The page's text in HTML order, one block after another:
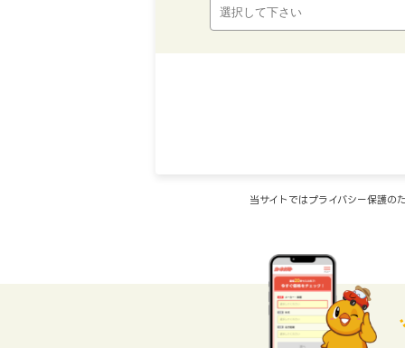
当サイトではプライバシー保護の